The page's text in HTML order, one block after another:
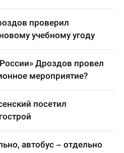
проверил
учебному угоду
Дроздов провел
мероприятие?
посетил
автобус – отдельно